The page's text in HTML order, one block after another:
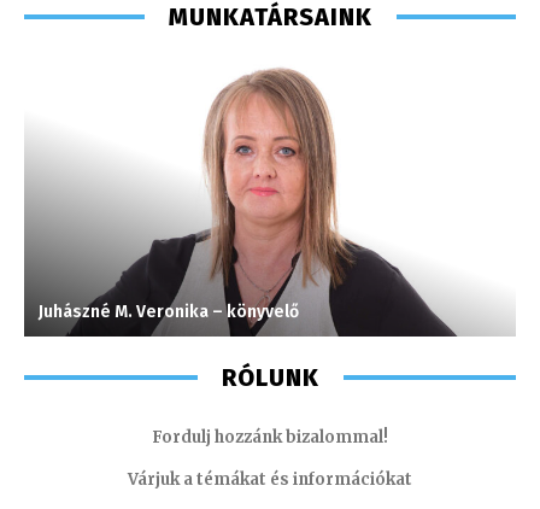
MUNKATÁRSAINK
Juhászné M. Veronika – könyvelő
RÓLUNK
Fordulj hozzánk bizalommal!
Várjuk a témákat és információkat